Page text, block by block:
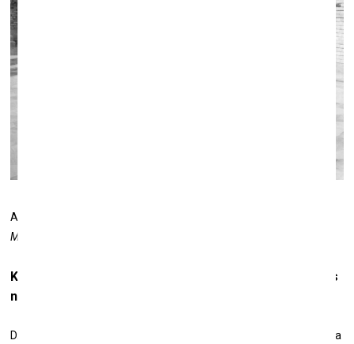
Alberto
Maeght
Kuri no jūsu kolekcijā esošajiem mākslas darbiem jums
nozīmē visvairāk?
Džakometi veidots manu vecvecāku portrets. Vairāki Matisa, Braka